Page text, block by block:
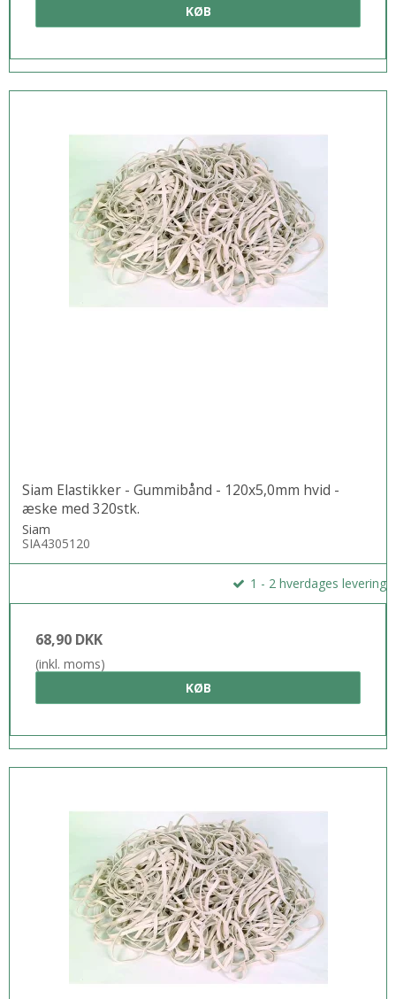
KØB
Siam Elastikker - Gummibånd - 120x5,0mm hvid -
æske med 320stk.
Siam
SIA4305120
1 - 2 hverdages levering
68,90 DKK
(inkl. moms)
KØB